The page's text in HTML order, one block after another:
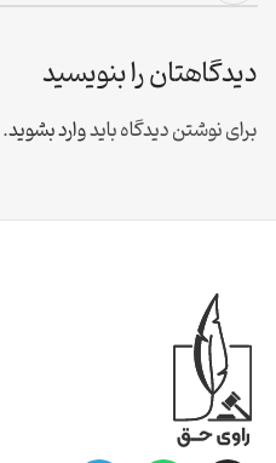
دیدگاهتان را بنویسید
برای نوشتن دیدگاه بایدوارد بشوید.